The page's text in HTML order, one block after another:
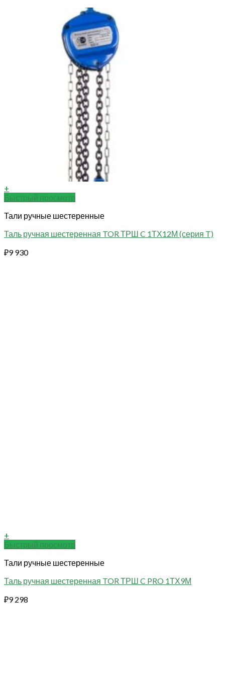
+
Быстрый просмотр
Тали ручные шестеренные
Таль ручная шестеренная TOR ТРШ C 1ТХ12М (серия T)
₽9 930
+
Быстрый просмотр
Тали ручные шестеренные
Таль ручная шестеренная TOR ТРШ C PRO 1ТХ9М
₽9 298